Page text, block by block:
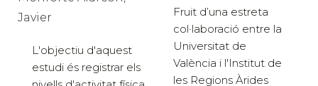
Javier
L'objectiu d'aquest
estudi és registrar els
Fruit d’una estreta
col·laboració entre la
Universitat de
València i l'Institut de
les Regions Àrides